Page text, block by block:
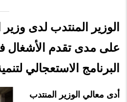
الوزير المنتدب لدى وزير
على مدى تقدم
البرنامج الاستعجالي
أدى معالي الوزير المنتدب